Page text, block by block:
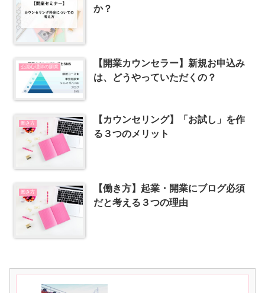
か？
公認心理師の開業
【開業カウンセラー】新規お申込み
は、どうやっていただくの？
働き方
【カウンセリング】「お試し」を作
る３つのメリット
働き方
【働き方】起業・開業にブログ必須
だと考える３つの理由